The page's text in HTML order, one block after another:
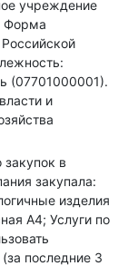
учреждение
Форма
(07701000001).
и
закупок в
закупала:
изделия
А4; Услуги по
последние 3